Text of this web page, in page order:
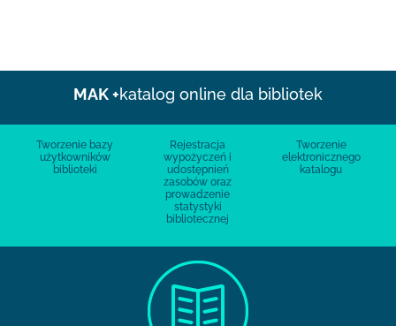
MAK +katalog online dla bibliotek
Tworzenie bazy
użytkowników
biblioteki
Rejestracja
wypożyczeń i
udostępnień
zasobów oraz
prowadzenie
statystyki
bibliotecznej
Tworzenie
elektronicznego
katalogu